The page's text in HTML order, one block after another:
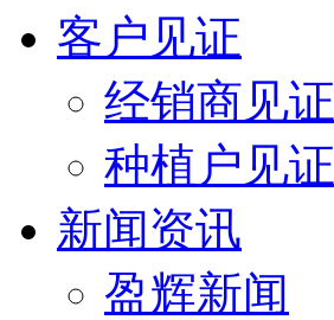
客户见证
经销商见证
种植户见证
新闻资讯
盈辉新闻